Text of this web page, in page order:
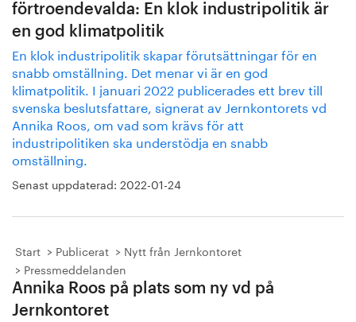
förtroendevalda: En klok industripolitik är
en god klimatpolitik
En klok industripolitik skapar förutsättningar för en
snabb omställning. Det menar vi är en god
klimatpolitik. I januari 2022 publicerades ett brev till
svenska beslutsfattare, signerat av Jernkontorets vd
Annika Roos, om vad som krävs för att
industripolitiken ska understödja en snabb
omställning.
Senast uppdaterad: 2022-01-24
Start Publicerat
Nytt från Jernkontoret
Pressmeddelanden
Annika Roos på plats som ny vd på
Jernkontoret